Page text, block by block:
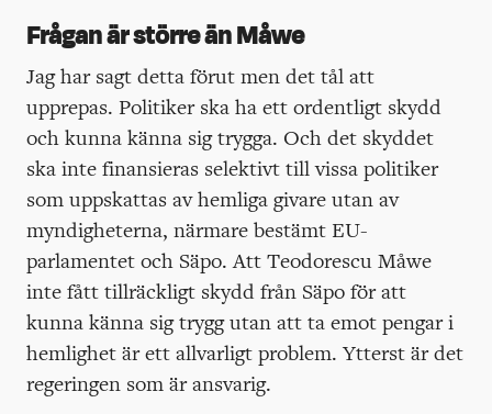
Frågan är större än Måwe
Jag har sagt detta förut men det tål att
upprepas. Politiker ska ha ett ordentligt skydd
och kunna känna sig trygga. Och det skyddet
ska inte finansieras selektivt till vissa politiker
som uppskattas av hemliga givare utan av
myndigheterna, närmare bestämt EU-
parlamentet och Säpo. Att Teodorescu Måwe
inte fått tillräckligt skydd från Säpo för att
kunna känna sig trygg utan att ta emot pengar i
hemlighet är ett allvarligt problem. Ytterst är det
regeringen som är ansvarig.